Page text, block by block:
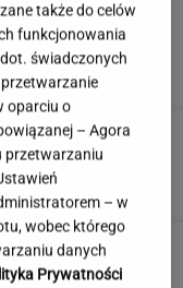
nie mówił o chorobie.
Cię do myślenia.
utrudniać życie
Zwłaszcza latem
także do celów
funkcjonowania
świadczonych
przetwarzanie
oparciu o
– Agora
przetwarzaniu
– w
wobec którego
danych
Prywatności